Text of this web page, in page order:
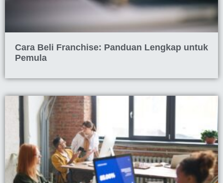
Cara Beli Franchise: Panduan Lengkap untuk
Pemula